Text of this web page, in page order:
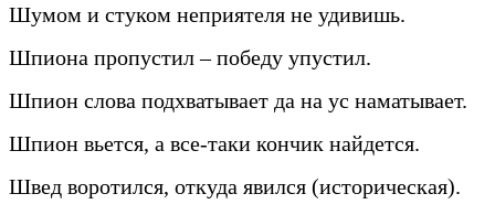
Шумом и стуком неприятеля не удивишь.
Шпиона пропустил – победу упустил.
Шпион слова подхватывает да на ус наматывает.
Шпион вьется, а все-таки кончик найдется.
Швед воротился, откуда явился (историческая).